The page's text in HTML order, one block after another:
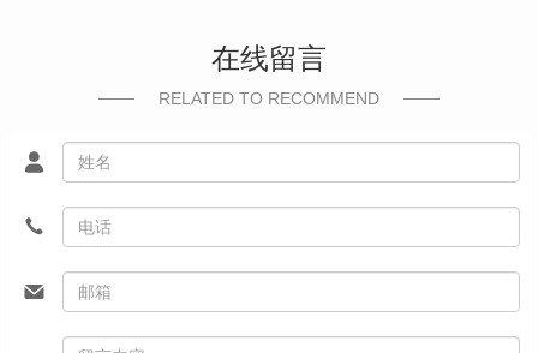
在线留言
RELATED TO RECOMMEND